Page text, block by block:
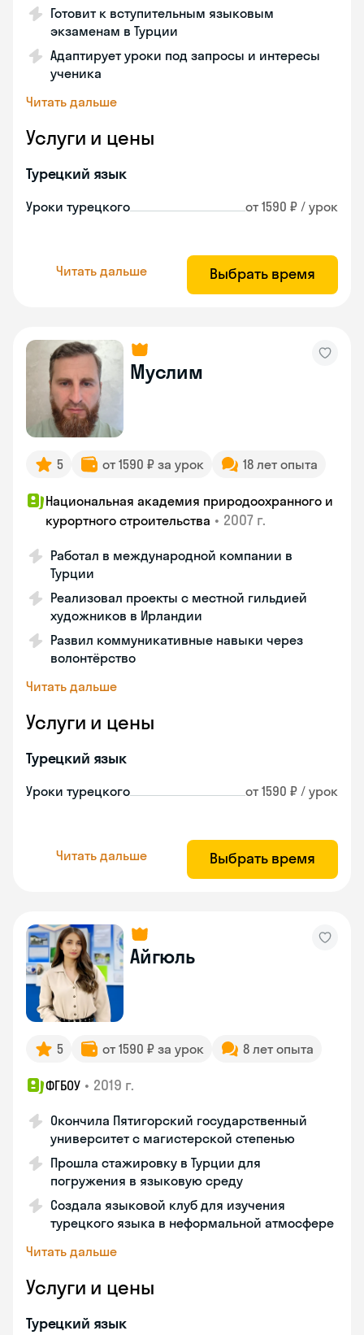
Готовит к вступительным языковым
экзаменам в Турции
Адаптирует уроки под запросы и интересы
ученика
Читать дальше
Услуги и цены
Турецкий язык
Уроки турецкого от 1590 ₽ / урок
Читать дальше Выбрать время
Муслим
5 от 1590 ₽ за урок 18 лет опыта
Национальная академия природоохранного и
курортного строительства • 2007 г.
Работал в международной компании в
Турции
Реализовал проекты с местной гильдией
художников в Ирландии
Развил коммуникативные навыки через
волонтёрство
Читать дальше
Услуги и цены
Турецкий язык
Уроки турецкого от 1590 ₽ / урок
Читать дальше Выбрать время
Айгюль
5 от 1590 ₽ за урок 8 лет опыта
ФГБОУ • 2019 г.
Окончила Пятигорский государственный
университет с магистерской степенью
Прошла стажировку в Турции для
погружения в языковую среду
Создала языковой клуб для изучения
турецкого языка в неформальной атмосфере
Читать дальше
Услуги и цены
Турецкий язык